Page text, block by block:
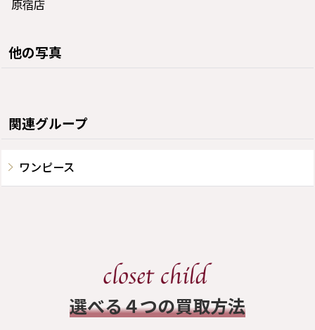
原宿店
他の写真
関連グループ
ワンピース
​選べる４つの買取方法